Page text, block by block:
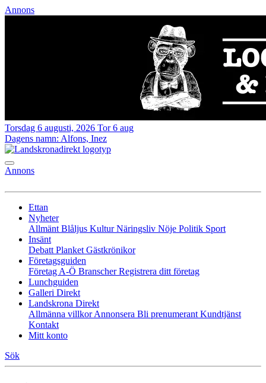
Annons
Torsdag 6 augusti, 2026 Tor 6 aug
Dagens namn: Alfons, Inez
Annons
Ettan
Nyheter
Allmänt Blåljus KulturNäringsliv Nöje Politik Sport
Insänt
Debatt Planket Gästkrönikor
Företagsguiden
Företag A-Ö BranscherRegistrera ditt företag
Lunchguiden
Galleri Direkt
Landskrona Direkt
Allmänna villkorAnnonsera Bli prenumerant Kundtjänst
Kontakt
Mitt konto
Sök